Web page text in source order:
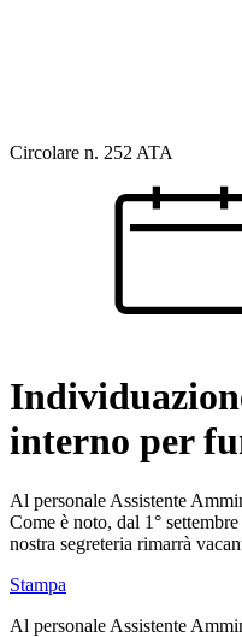
Circolare n. 252 ATA
interno per
Al personale Assistente
Come è noto, dal 1°
nostra segreteria rimarrà
Stampa
Al personale Assistente